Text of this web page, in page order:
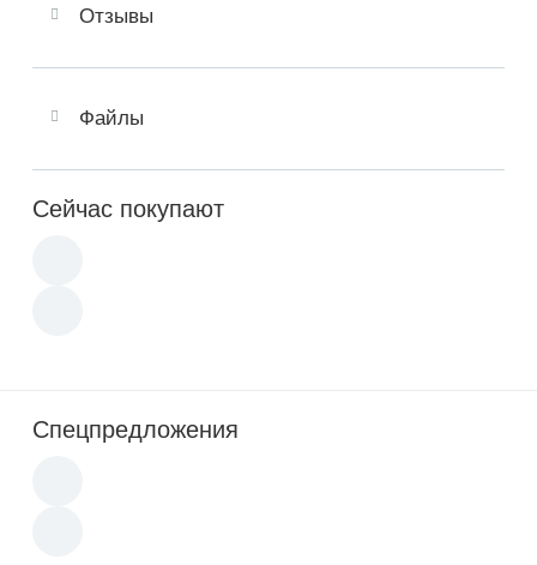
Отзывы
Файлы
Сейчас покупают
Спецпредложения